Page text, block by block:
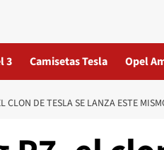
3 Camisetas Tesla Opel
CLON DE TESLA SE LANZA ESTE